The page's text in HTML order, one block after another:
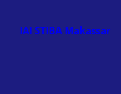
konten
IAI STIBA Makassar